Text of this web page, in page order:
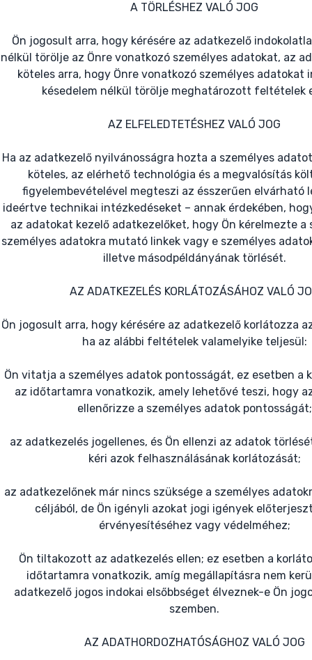
A TÖRLÉSHEZ VALÓ JOG
Ön jogosult arra, hogy kérésére az adatkezelő
nélkül törölje az Önre vonatkozó személyes adatokat, az
köteles arra, hogy Önre vonatkozó személyes adatokat
késedelem nélkül törölje meghatározott feltételek
AZ ELFELEDTETÉSHEZ VALÓ JOG
Ha az adatkezelő nyilvánosságra hozta a személyes
köteles, az elérhető technológia és a megvalósítás
figyelembevételével megteszi az ésszerűen elvárható
ideértve technikai intézkedéseket – annak érdekében,
az adatokat kezelő adatkezelőket, hogy Ön kérelmezte a
személyes adatokra mutató linkek vagy e személyes
illetve másodpéldányának törlését.
AZ ADATKEZELÉS KORLÁTOZÁSÁHOZ VALÓ
Ön jogosult arra, hogy kérésére az adatkezelő korlátozza
ha az alábbi feltételek valamelyike teljesül:
Ön vitatja a személyes adatok pontosságát, ez esetben a
az időtartamra vonatkozik, amely lehetővé teszi, hogy
ellenőrizze a személyes adatok pontosságát;
az adatkezelés jogellenes, és Ön ellenzi az adatok
kéri azok felhasználásának korlátozását;
az adatkezelőnek már nincs szüksége a személyes
céljából, de Ön igényli azokat jogi igények
érvényesítéséhez vagy védelméhez;
Ön tiltakozott az adatkezelés ellen; ez esetben a
időtartamra vonatkozik, amíg megállapításra nem
adatkezelő jogos indokai elsőbbséget élveznek-e Ön
szemben.
AZ ADATHORDOZHATÓSÁGHOZ VALÓ JOG